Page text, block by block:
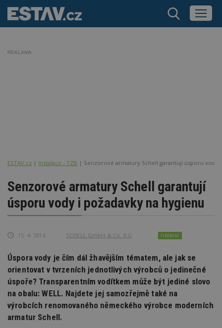
REKLAMA
ESTAV.cz Instalace - TZB Senzorové armatury Schell garantují úsporu vody
Senzorové armatury Schell garantují
úsporu vody i požadavky na hygienu
15. 4. 2016 SCHELL GmbH & Co. KG FIREMNÍ
Úspora vody je čím dál žhavějším tématem, ale jak se
orientovat v tvrzeních jednotlivých výrobců o jedinečné
úspoře? Transparentním vodítkem může být jediné slovo
na obalu: WELL. Najdete jej samozřejmě také na
výrobcích renomovaného německého výrobce moderních
armatur Schell.